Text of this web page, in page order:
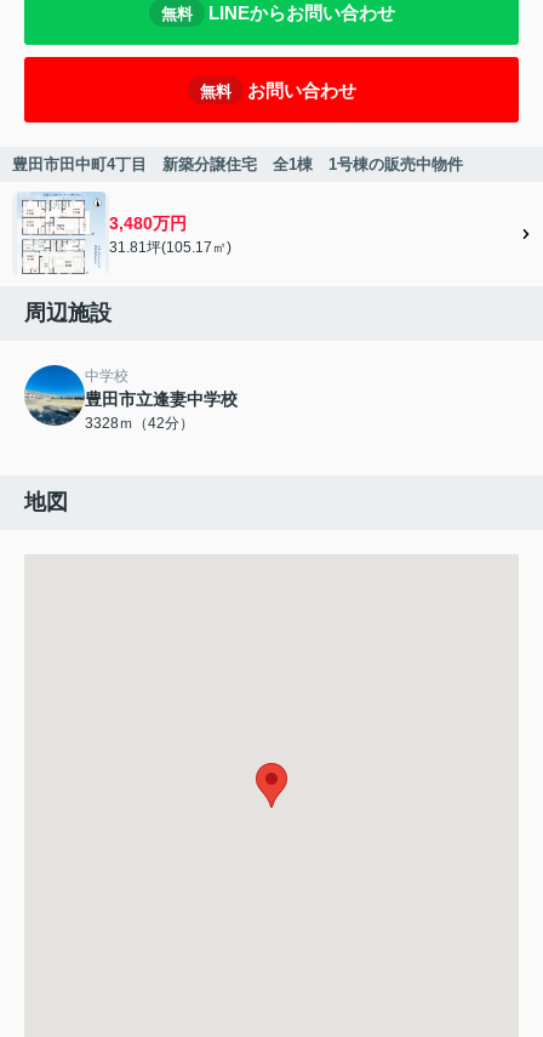
無料 LINEからお問い合わせ
無料 お問い合わせ
豊田市田中町4丁目 新築分譲住宅 全1棟 1号棟の販売中物件
3,480万円
31.81坪(105.17㎡)
周辺施設
中学校
豊田市立逢妻中学校
3328ｍ（42分）
地図